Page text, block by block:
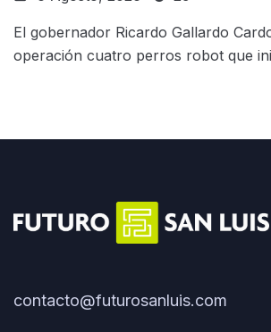
El gobernador Ricardo Gallardo
operación cuatro perros robot que
contacto@futurosanluis.com